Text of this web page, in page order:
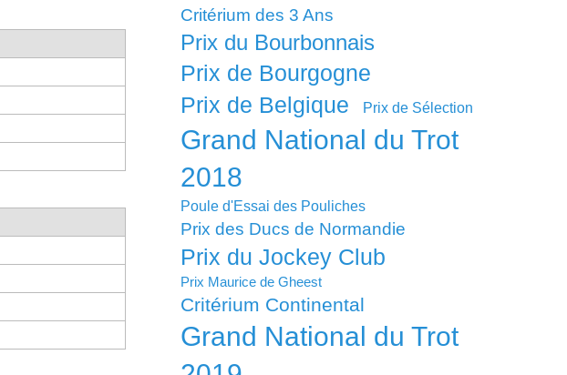
Critérium des 3 Ans
Prix du Bourbonnais
Prix de Bourgogne
Prix de Belgique
Prix de Sélection
Grand National du Trot
2018
Poule d'Essai des Pouliches
Prix des Ducs de Normandie
Prix du Jockey Club
Prix Maurice de Gheest
Critérium Continental
Grand National du Trot